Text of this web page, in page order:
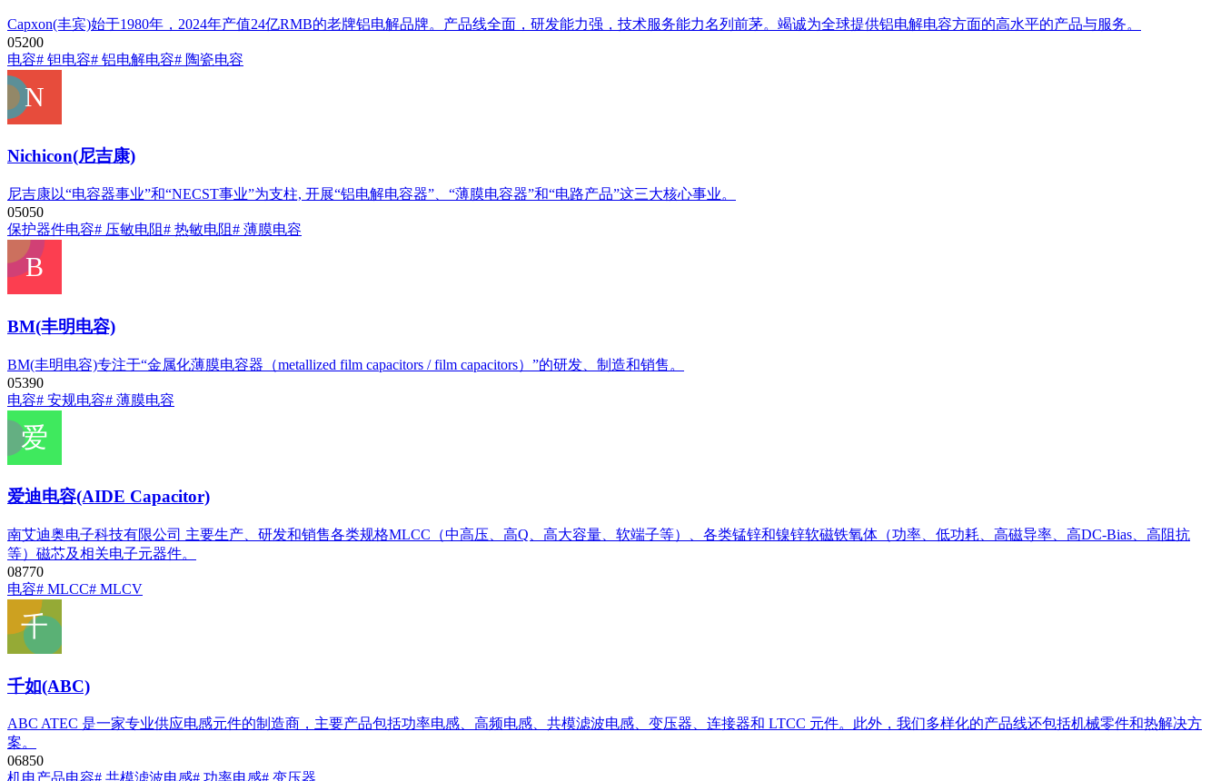
Capxon(丰宾)始于1980年，2024年产值24亿RMB的老牌铝电解品牌。产品线全面，研发能力强，技术服务能力名列前茅。竭诚为全球提供铝电解电容方面的高水平的产品与服务。
05200
电容# 钽电容# 铝电解电容# 陶瓷电容
Nichicon(尼吉康)
尼吉康以“电容器事业”和“NECST事业”为支柱, 开展“铝电解电容器”、“薄膜电容器”和“电路产品”这三大核心事业。
05050
保护器件电容# 压敏电阻# 热敏电阻# 薄膜电容
BM(丰明电容)
BM(丰明电容)专注于“金属化薄膜电容器（metallized film capacitors / film capacitors）”的研发、制造和销售。
05390
电容# 安规电容# 薄膜电容
爱迪电容(AIDE Capacitor)
南艾迪奥电子科技有限公司 主要生产、研发和销售各类规格MLCC（中高压、高Q、高大容量、软端子等）、各类锰锌和镍锌软磁铁氧体（功率、低功耗、高磁导率、高DC-Bias、高阻抗
等）磁芯及相关电子元器件。
08770
电容# MLCC# MLCV
千如(ABC)
ABC ATEC 是一家专业供应电感元件的制造商，主要产品包括功率电感、高频电感、共模滤波电感、变压器、连接器和 LTCC 元件。此外，我们多样化的产品线还包括机械零件和热解决方
案。
06850